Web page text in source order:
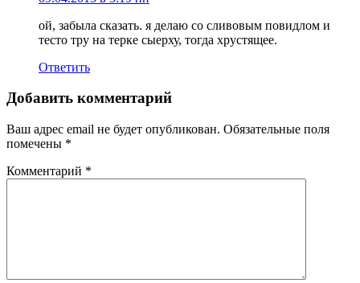
ой, забыла сказать. я делаю со сливовым повидлом и
тесто тру на терке сыерху, тогда хрустящее.
Ответить
Добавить комментарий
Ваш адрес email не будет опубликован. Обязательные поля
помечены *
Комментарий *